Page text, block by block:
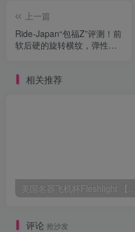
上一篇
Ride-Japan“包福Z”评测！前
软后硬的旋转横纹，弹性手
相关推荐
评论 抢沙发